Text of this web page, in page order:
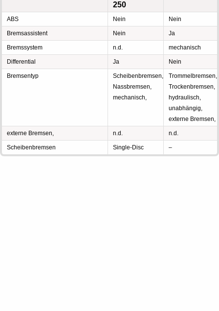
250
ABS Nein Nein
Bremsassistent Nein Ja
Bremssystem n.d. mechanisch
Differential Ja Nein
Bremsentyp
Scheibenbremsen,
Nassbremsen,
mechanisch,
Trommelbremsen,
Trockenbremsen,
hydraulisch,
unabhängig,
externe Bremsen,
externe Bremsen, n.d. n.d.
Scheibenbremsen Single-Disc –